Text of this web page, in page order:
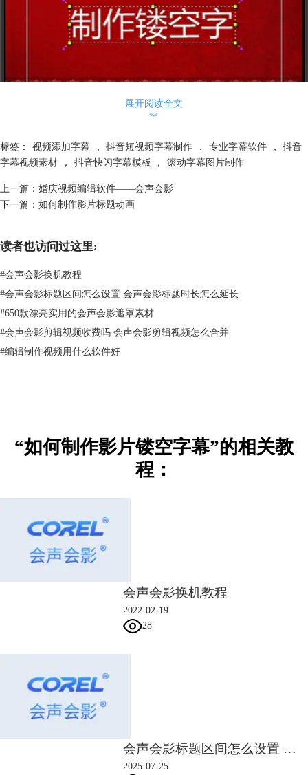
四、进入“选项”面板，在“字体”下拉列表中选择你喜欢的字体，设置合适
的“字体大小”参数。单击“色彩”颜色框，在弹出的列表框中选择你想要的
五、单击“边框/阴影/透明度”按钮。打开“边框/阴影/透明度”对话框，选
中“透明文字”复选框，设置合适的“边框宽度”参数，例如5.0，“线条颜
色”设置为和字体相同的颜色，然后单击“确定”按钮完成设置。
图片4：设置文字边框和阴影
展开阅读全文
︾
标签： 视频添加字幕 ， 抖音短视频字幕制作 ， 专业字幕软件 ，
抖音
字幕视频素材
， 抖音快闪字幕模板 ， 滚动字幕图片制作
上一篇： 婚庆视频编辑软件——会声会影
下一篇： 如何制作影片标题动画
读者也访问过这里:
#会声会影换机教程
#会声会影标题区间怎么设置 会声会影标题时长怎么延长
#650款漂亮实用的会声会影遮罩素材
#会声会影剪辑视频收费吗 会声会影剪辑视频怎么合并
#编辑制作视频用什么软件好
“如何制作影片镂空字幕”的相关教
程：
会声会影换机教程
2022-02-19
28
会声会影标题区间怎么设置 会声会影标题时长怎么延长
2025-07-25